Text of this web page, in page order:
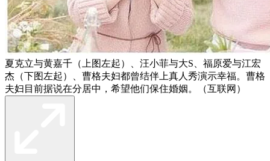
夏克立与黄嘉千（上图左起）、汪小菲与大S、福原爱与江宏
杰（下图左起）、曹格夫妇都曾结伴上真人秀演示幸福。曹格
夫妇目前据说在分居中，希望他们保住婚姻。（互联网）